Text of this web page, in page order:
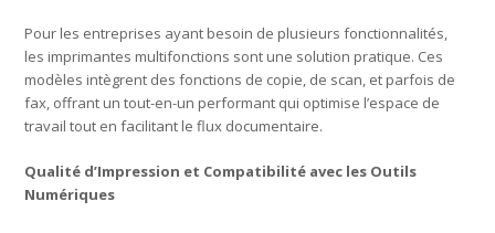
Pour les entreprises ayant besoin de plusieurs fonctionnalités,
les imprimantes multifonctions sont une solution pratique. Ces
modèles intègrent des fonctions de copie, de scan, et parfois de
fax, offrant un tout-en-un performant qui optimise l’espace de
travail tout en facilitant le flux documentaire.
Qualité d’Impression et Compatibilité avec les Outils
Numériques